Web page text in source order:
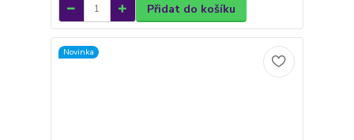
Přidat do košíku
Novinka